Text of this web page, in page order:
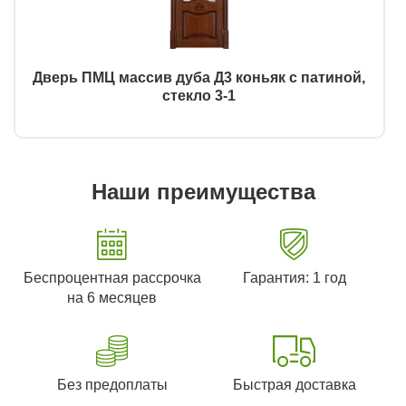
Дверь ПМЦ массив дуба Д3 коньяк с патиной,
стекло 3-1
Наши преимущества
Беспроцентная рассрочка
на 6 месяцев
Гарантия: 1 год
Без предоплаты Быстрая доставка